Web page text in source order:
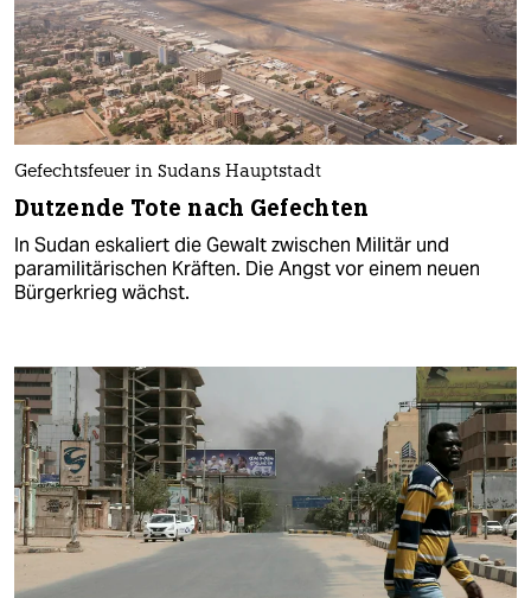
Gefechtsfeuer in Sudans Hauptstadt
Dutzende Tote nach Gefechten
In Sudan eskaliert die Gewalt zwischen Militär und
paramilitärischen Kräften. Die Angst vor einem neuen
Bürgerkrieg wächst.